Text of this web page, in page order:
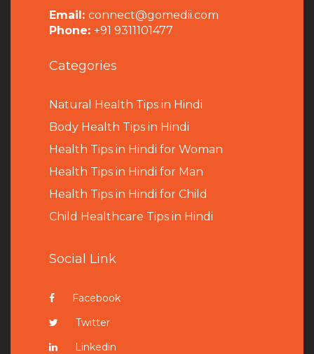
Email: connect@gomedii.com
Phone: +91 9311101477
Categories
Natural Health Tips in Hindi
Body Health Tips in Hindi
Health Tips in Hindi for Woman
Health Tips in Hindi for Man
Health Tips in Hindi for Child
Child Healthcare Tips in Hindi
Social Link
Facebook
Twitter
Linkedin